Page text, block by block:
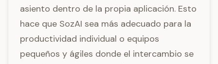
asiento dentro de la propia aplicación. Esto
hace que SozAI sea más adecuado para la
productividad individual o equipos
pequeños y ágiles donde el intercambio se